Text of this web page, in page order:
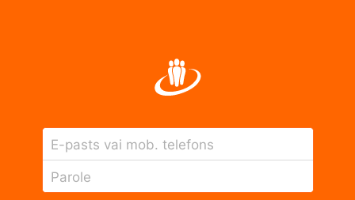
E-pasts vai mob. telefons
Parole